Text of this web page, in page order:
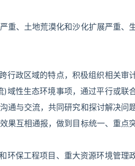
重、土地荒漠化和沙化扩展严重、
行政区域的特点，积极组织相关审
域性生态环境事项，通过平行或联
通与交流，共同研究和探讨解决问
果互相通报，做到目标统一、重点
环保工程项目、重大资源环境管理